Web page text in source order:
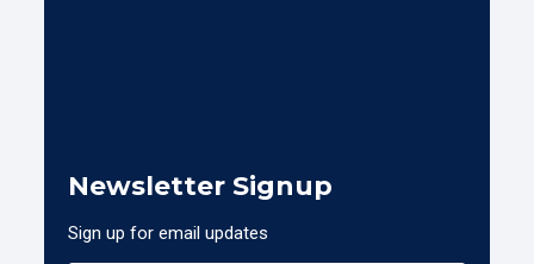
Newsletter Signup
Sign up for email updates